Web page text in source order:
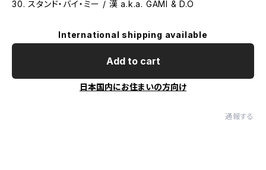
30. スタンド・バイ・ミー / 漢 a.k.a. GAMI & D.O
International shipping available
Add to cart
日本国内にお住まいの方向け
通報する